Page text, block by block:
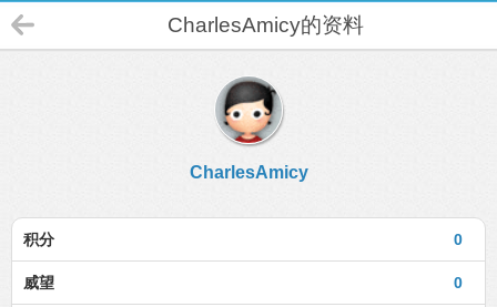
CharlesAmicy的资料
CharlesAmicy
0
积分
0
威望